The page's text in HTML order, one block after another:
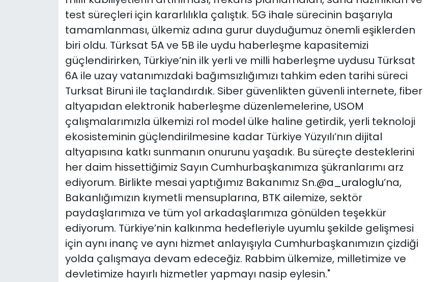
test süreçleri için kararlılıkla çalıştık. 5G ihale sürecinin başarıyla
tamamlanması, ülkemiz adına gurur duyduğumuz önemli eşiklerden
biri oldu. Türksat 5A ve 5B ile uydu haberleşme kapasitemizi
güçlendirirken, Türkiye’nin ilk yerli ve milli haberleşme uydusu Türksat
6A ile uzay vatanımızdaki bağımsızlığımızı tahkim eden tarihi süreci
Turksat Biruni ile taçlandırdık. Siber güvenlikten güvenli internete, fiber
altyapıdan elektronik haberleşme düzenlemelerine, USOM
çalışmalarımızla ülkemizi rol model ülke haline getirdik, yerli teknoloji
ekosisteminin güçlendirilmesine kadar Türkiye Yüzyılı’nın dijital
altyapısına katkı sunmanın onurunu yaşadık. Bu süreçte desteklerini
her daim hissettiğimiz Sayın Cumhurbaşkanımıza şükranlarımı arz
ediyorum. Birlikte mesai yaptığımız Bakanımız Sn.@a_uraloglu’na,
Bakanlığımızın kıymetli mensuplarına, BTK ailemize, sektör
paydaşlarımıza ve tüm yol arkadaşlarımıza gönülden teşekkür
ediyorum. Türkiye’nin kalkınma hedefleriyle uyumlu şekilde gelişmesi
için aynı inanç ve aynı hizmet anlayışıyla Cumhurbaşkanımızın çizdiği
yolda çalışmaya devam edeceğiz. Rabbim ülkemize, milletimize ve
devletimize hayırlı hizmetler yapmayı nasip eylesin."